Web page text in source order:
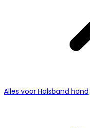
Alles voor Halsband hond